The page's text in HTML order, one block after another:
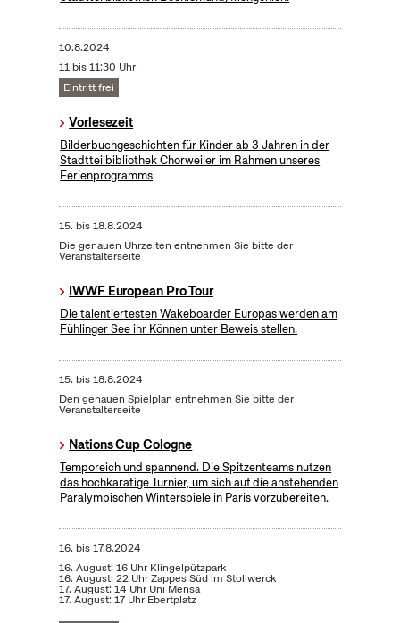
10.8.2024
11 bis 11:30 Uhr
Eintritt frei
Vorlesezeit
Bilderbuchgeschichten für Kinder ab 3 Jahren in der
Stadtteilbibliothek Chorweiler im Rahmen unseres
Ferienprogramms
15. bis18.8.2024
Die genauen Uhrzeiten entnehmen Sie bitte der
Veranstalterseite
IWWF European Pro Tour
Die talentiertesten Wakeboarder Europas werden am
Fühlinger See ihr Können unter Beweis stellen.
15. bis18.8.2024
Den genauen Spielplan entnehmen Sie bitte der
Veranstalterseite
Nations Cup Cologne
Temporeich und spannend. Die Spitzenteams nutzen
das hochkarätige Turnier, um sich auf die anstehenden
Paralympischen Winterspiele in Paris vorzubereiten.
16. bis17.8.2024
16. August: 16 Uhr Klingelpützpark
16. August: 22 Uhr Zappes Süd im Stollwerck
17. August: 14 Uhr Uni Mensa
17. August: 17 Uhr Ebertplatz